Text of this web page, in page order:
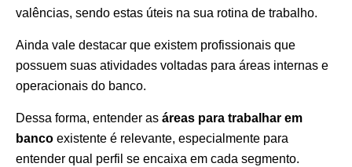
valências, sendo estas úteis na sua rotina de trabalho.
Ainda vale destacar que existem profissionais que
possuem suas atividades voltadas para áreas internas e
operacionais do banco.
Dessa forma, entender as áreas para trabalhar em
banco existente é relevante, especialmente para
entender qual perfil se encaixa em cada segmento.